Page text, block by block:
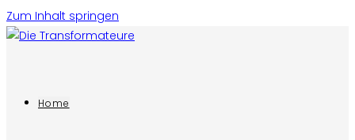
Zum Inhalt springen
Home